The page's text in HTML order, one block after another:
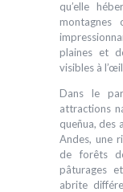
qu’elle
montagnes
plaines et
visibles à
Dans le
attractions
queñua, des
Andes, une
de forêts
pâturages
abrite